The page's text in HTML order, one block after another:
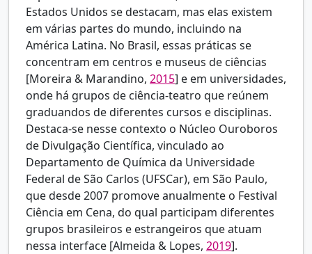
Estados Unidos se destacam, mas elas existem
em várias partes do mundo, incluindo na
América Latina. No Brasil, essas práticas se
concentram em centros e museus de ciências
[Moreira & Marandino, 2015] e em universidades,
onde há grupos de ciência-teatro que reúnem
graduandos de diferentes cursos e disciplinas.
Destaca-se nesse contexto o Núcleo Ouroboros
de Divulgação Científica, vinculado ao
Departamento de Química da Universidade
Federal de São Carlos (UFSCar), em São Paulo,
que desde 2007 promove anualmente o Festival
Ciência em Cena, do qual participam diferentes
grupos brasileiros e estrangeiros que atuam
nessa interface [Almeida & Lopes, 2019].